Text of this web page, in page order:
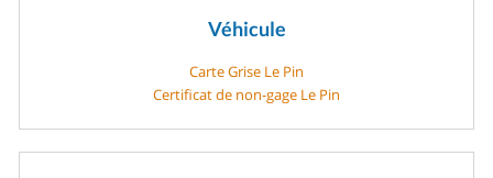
Véhicule
Carte Grise Le Pin
Certificat de non-gage Le Pin